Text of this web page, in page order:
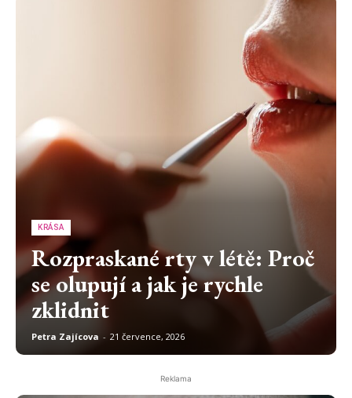
KRÁSA
Rozpraskané rty v létě: Proč
se olupují a jak je rychle
zklidnit
Petra Zajícova - 21 července, 2026
Reklama